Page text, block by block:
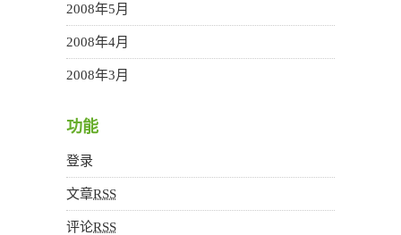
2008年5月
2008年4月
2008年3月
功能
登录
文章RSS
评论RSS